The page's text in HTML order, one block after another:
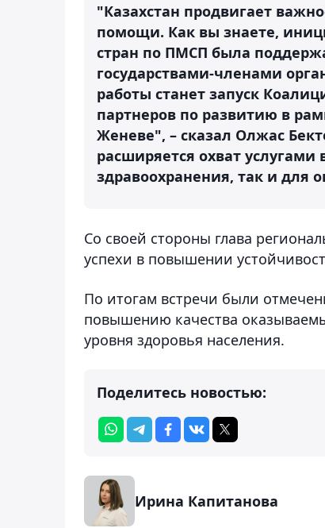
"Казахстан продвигает
помощи. Как вы знаете,
стран по ПМСП была
государствами-членами
работы станет запуск
партнеров по развитию в
Женеве", – сказал Олжас
расширяется охват
здравоохранения, так и для
Со своей стороны глава
успехи в повышении
По итогам встречи были
повышению качества
уровня здоровья населения.
Поделитесь новостью:
Ирина Капитанова